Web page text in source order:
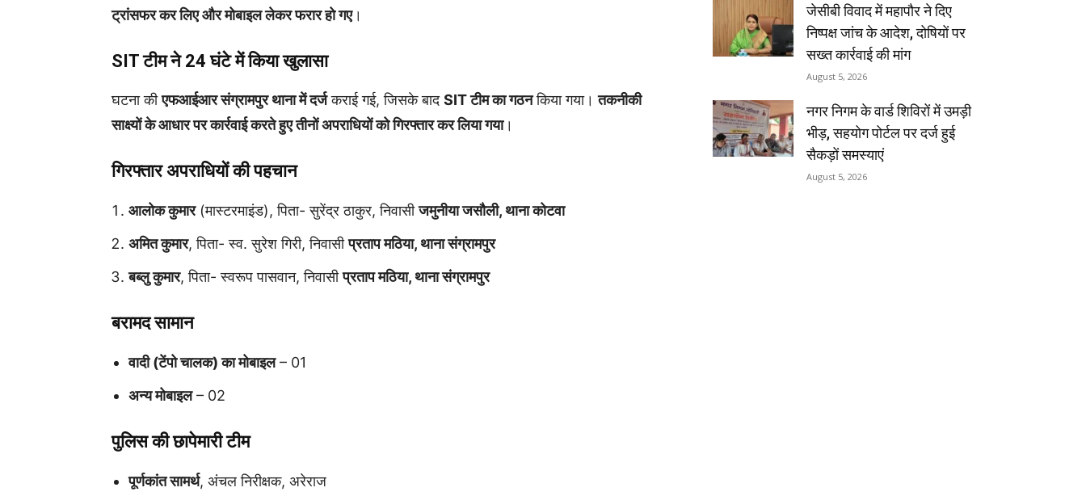
ट्रांसफर कर लिए और मोबाइल लेकर फरार हो गए।
SIT टीम ने 24 घंटे में किया खुलासा
घटना कीएफआईआर संग्रामपुर थाना में दर्जकराई गई, जिसके बादSIT टीम का गठनकिया गया।तकनीकी
साक्ष्यों के आधार पर कार्रवाई करते हुए तीनों अपराधियों को गिरफ्तार कर लिया गया।
गिरफ्तार अपराधियों की पहचान
आलोक कुमार(मास्टरमाइंड), पिता- सुरेंद्र ठाकुर, निवासीजमुनीया जसौली, थाना कोटवा
अमित कुमार, पिता- स्व. सुरेश गिरी, निवासीप्रताप मठिया, थाना संग्रामपुर
बब्लु कुमार, पिता- स्वरूप पासवान, निवासीप्रताप मठिया, थाना संग्रामपुर
बरामद सामान
वादी (टेंपो चालक) का मोबाइल– 01
अन्य मोबाइल– 02
पुलिस की छापेमारी टीम
पूर्णकांत सामर्थ, अंचल निरीक्षक, अरेराज
जेसीबी विवाद में महापौर ने दिए
निष्पक्ष जांच के आदेश, दोषियों पर
सख्त कार्रवाई की मांग
August 5, 2026
नगर निगम के वार्ड शिविरों में उमड़ी
भीड़, सहयोग पोर्टल पर दर्ज हुई
सैकड़ों समस्याएं
August 5, 2026